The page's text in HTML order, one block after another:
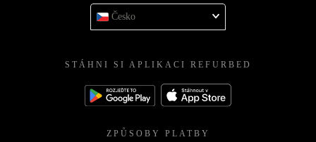
Česko
STÁHNI SI APLIKACI REFURBED
ZPŮSOBY PLATBY